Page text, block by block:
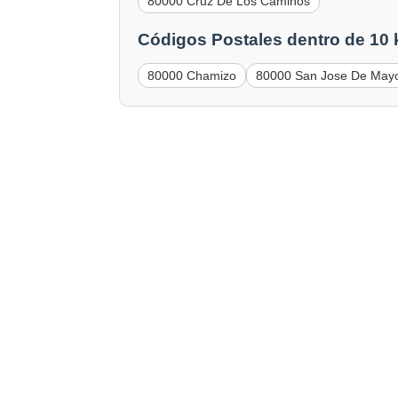
Códigos Postales dentro de 10
80000 Chamizo 80000 San Jose De